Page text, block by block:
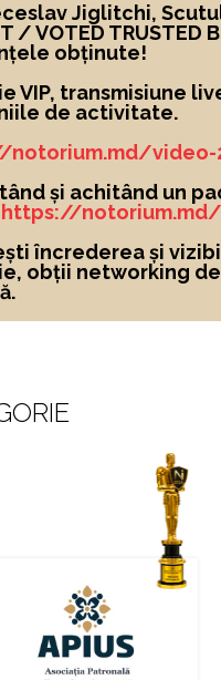
Jiglitchi,
/ VOTED TRUSTED
obținute!
VIP, transmisiune
de activitate.
notorium.md/video-
și achitând un
https://
încrederea și
obții networking